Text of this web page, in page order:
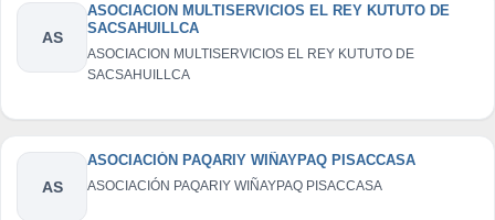
AS
ASOCIACION MULTISERVICIOS EL REY KUTUTO DE
SACSAHUILLCA
ASOCIACION MULTISERVICIOS EL REY KUTUTO DE
SACSAHUILLCA
AS
ASOCIACIÓN PAQARIY WIÑAYPAQ PISACCASA
ASOCIACIÓN PAQARIY WIÑAYPAQ PISACCASA